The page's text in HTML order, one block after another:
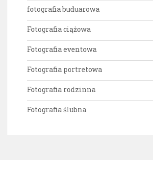
fotografia buduarowa
Fotografia ciążowa
Fotografia eventowa
Fotografia portretowa
Fotografia rodzinna
Fotografia ślubna